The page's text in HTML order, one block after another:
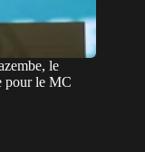
le
pour le MC